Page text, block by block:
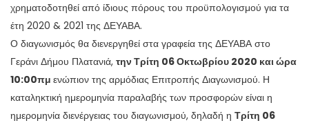
χρηματοδοτηθεί από ίδιους πόρους του προϋπολογισμού για τα
έτη 2020 & 2021 της ΔΕΥΑΒΑ.
Ο διαγωνισμός θα διενεργηθεί στα γραφεία της ΔΕΥΑΒΑ στο
Γεράνι Δήμου Πλατανιά, την Τρίτη 06 Οκτωβρίου 2020 και ώρα
10:00πμ ενώπιον της αρμόδιας Επιτροπής Διαγωνισμού. Η
καταληκτική ημερομηνία παραλαβής των προσφορών είναι η
ημερομηνία διενέργειας του διαγωνισμού, δηλαδή η Τρίτη 06